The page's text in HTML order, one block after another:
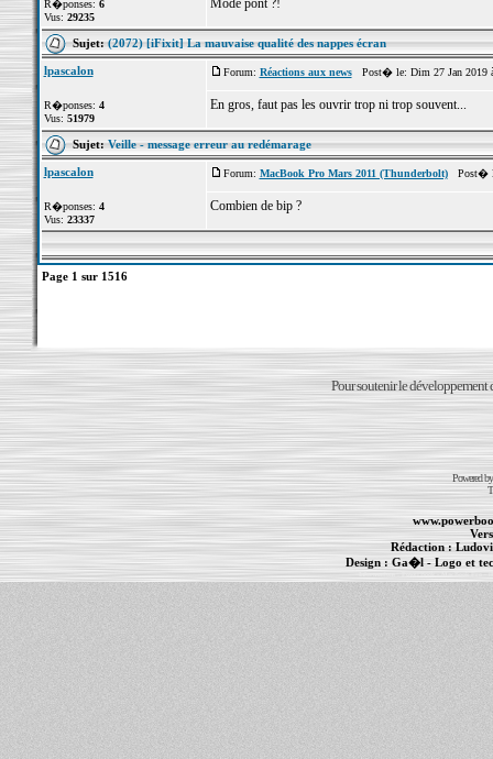
R�ponses: 6
Vus: 29235
Mode pont ?!
Sujet:(2072) [iFixit] La mauvaise qualité des nappes écran
lpascalon
R�ponses: 4
Vus: 51979
Forum: Réactions aux newsPost� le: Dim 27 Jan 2019
En gros, faut pas les ouvrir trop ni trop souvent...
Sujet:Veille - message erreur au redémarage
lpascalon
R�ponses: 4
Vus: 23337
Forum: MacBook Pro Mars 2011 (Thunderbolt)Post�
Combien de bip ?
Page 1 sur 1516
Pour soutenir le développement
Powered
Rédaction :
Design : Ga�l- Logo et
MacBook Pro